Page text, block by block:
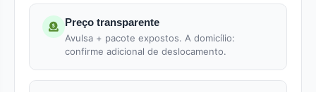
Preço transparente
Avulsa + pacote expostos. A domicílio:
confirme adicional de deslocamento.